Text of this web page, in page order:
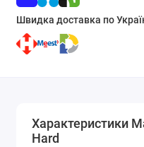
Швидка доставка по
Характеристики
Hard